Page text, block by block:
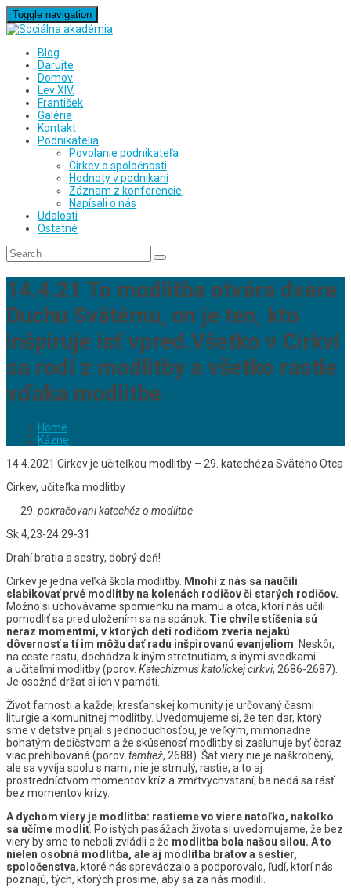
Toggle navigation
Blog
Darujte
Domov
Lev XIV.
František
Galéria
Kontakt
Podnikatelia
Povolanie podnikateľa
Cirkev o spoločnosti
Hodnoty v podnikaní
Záznam z konferencie
Napísali o nás
Udalosti
Ostatné
14.4.21 To modlitba otvára dvere
Duchu Svätému, on je ten, kto
inšpiruje ísť vpred.Všetko v Cirkvi
sa rodí z modlitby a všetko rastie
vďaka modlitbe
Home
Kázne
14.4.2021 Cirkev je učiteľkou modlitby – 29. katechéza Svätého Otca
Cirkev, učiteľka modlitby
pokračovani katechéz o modlitbe
Sk 4,23-24.29-31
Drahí bratia a sestry, dobrý deň!
Cirkev je jedna veľká škola modlitby. Mnohí z nás sa naučili
slabikovať prvé modlitby na kolenách rodičov či starých rodičov.
Možno si uchovávame spomienku na mamu a otca, ktorí nás učili
pomodliť sa pred uložením sa na spánok. Tie chvíle stíšenia sú
neraz momentmi, v ktorých deti rodičom zveria nejakú
dôvernosť a tí im môžu dať radu inšpirovanú evanjeliom . Neskôr,
na ceste rastu, dochádza k iným stretnutiam, s inými svedkami
a učiteľmi modlitby (porov. Katechizmus katolíckej cirkvi, 2686-2687).
Je osožné držať si ich v pamäti.
Život farnosti a každej kresťanskej komunity je určovaný časmi
liturgie a komunitnej modlitby. Uvedomujeme si, že ten dar, ktorý
sme v detstve prijali s jednoduchosťou, je veľkým, mimoriadne
bohatým dedičstvom a že skúsenosť modlitby si zasluhuje byť čoraz
viac prehlbovaná (porov. tamtiež, 2688). Šat viery nie je naškrobený,
ale sa vyvíja spolu s nami; nie je strnulý, rastie, a to aj
prostredníctvom momentov kríz a zmŕtvychvstaní; ba nedá sa rásť
bez momentov krízy.
A dychom viery je modlitba: rastieme vo viere natoľko, nakoľko
sa učíme modliť. Po istých pasážach života si uvedomujeme, že bez
viery by sme to neboli zvládli a že modlitba bola našou silou. A to
nielen osobná modlitba, ale aj modlitba bratov a sestier,
spoločenstva, ktoré nás sprevádzalo a podporovalo, ľudí, ktorí nás
poznajú, tých, ktorých prosíme, aby sa za nás modlili.